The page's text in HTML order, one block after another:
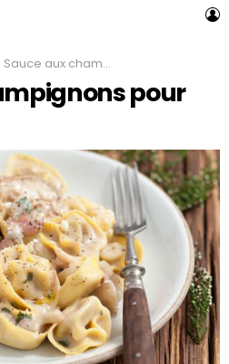
Sauce aux champignons pour pâtes
pour